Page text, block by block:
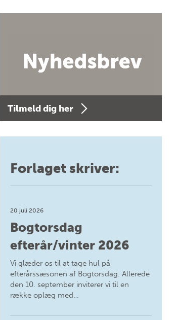
Tilmeld dig her
Forlaget skriver:
20 juli 2026
Bogtorsdag
efterår/vinter 2026
Vi glæder os til at tage hul på
efterårssæsonen af Bogtorsdag. Allerede
den 10. september inviterer vi til en
række oplæg med…